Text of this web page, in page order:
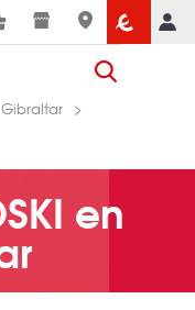
Gibraltar
en